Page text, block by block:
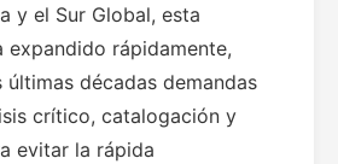
y el Sur Global, esta
expandido rápidamente,
últimas décadas demandas
crítico, catalogación y
evitar la rápida